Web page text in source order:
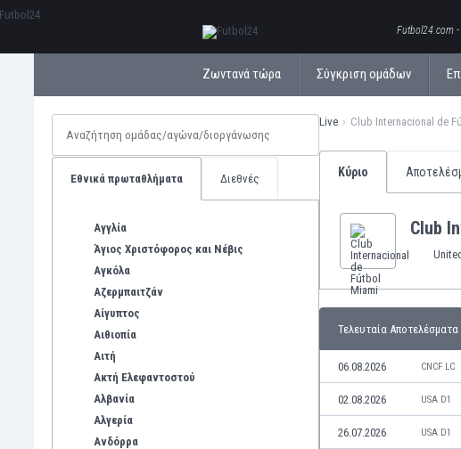
Futbol24.com -
Ζωντανά τώρα Σύγκριση ομάδων
Εθνικά πρωταθλήματα Διεθνές
Αγγλία
Άγιος Χριστόφορος και Νέβις
Αγκόλα
Αζερμπαιτζάν
Αίγυπτος
Αιθιοπία
Αιτή
Ακτή Ελεφαντοστού
Αλβανία
Αλγερία
Ανδόρρα
Live Club Internacional de
Κύριο
Club
Τελευταία Αποτελέσματα
06.08.2026 CNCF LC
02.08.2026 USA D1
26.07.2026 USA D1